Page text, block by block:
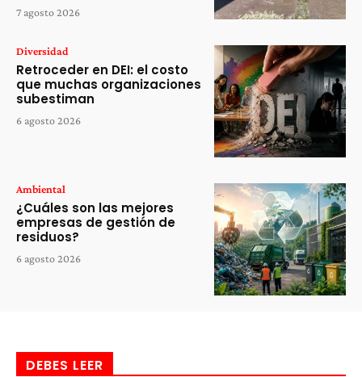
7 agosto 2026
Diversidad
Retroceder en DEI: el costo
que muchas organizaciones
subestiman
6 agosto 2026
Ambiental
¿Cuáles son las mejores
empresas de gestión de
residuos?
6 agosto 2026
DEBES LEER